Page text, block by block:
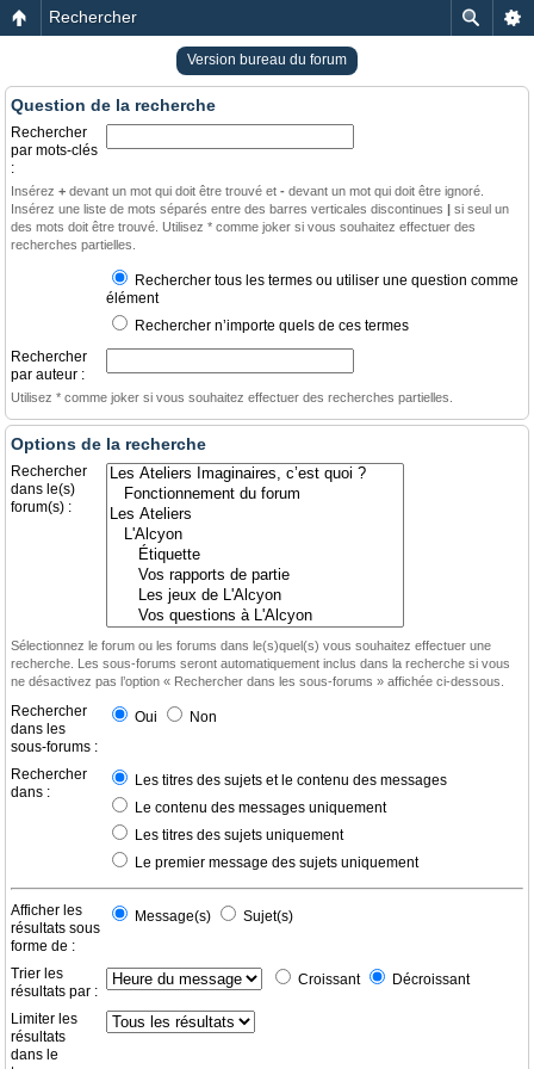
Rechercher
Version bureau du forum
Question de la recherche
Rechercher
par mots-clés
:
Insérez + devant un mot qui doit être trouvé et - devant un mot qui doit être ignoré.
Insérez une liste de mots séparés entre des barres verticales discontinues | si seul un
des mots doit être trouvé. Utilisez * comme joker si vous souhaitez effectuer des
recherches partielles.
Rechercher tous les termes ou utiliser une question comme
élément
Rechercher n’importe quels de ces termes
Rechercher
par auteur :
Utilisez * comme joker si vous souhaitez effectuer des recherches partielles.
Options de la recherche
Rechercher
dans le(s)
forum(s) :
Sélectionnez le forum ou les forums dans le(s)quel(s) vous souhaitez effectuer une
recherche. Les sous-forums seront automatiquement inclus dans la recherche si vous
ne désactivez pas l’option « Rechercher dans les sous-forums » affichée ci-dessous.
Rechercher
dans les
sous-forums :
Oui Non
Rechercher
dans :
Les titres des sujets et le contenu des messages
Le contenu des messages uniquement
Les titres des sujets uniquement
Le premier message des sujets uniquement
Afficher les
résultats sous
forme de :
Message(s) Sujet(s)
Trier les
résultats par :
Croissant Décroissant
Limiter les
résultats
dans le